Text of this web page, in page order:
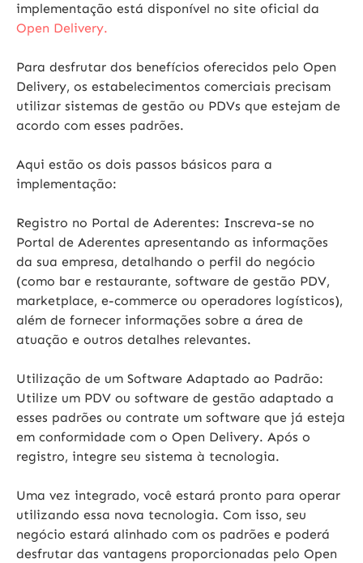
implementação está disponível no site oficial da
Open Delivery.
Para desfrutar dos benefícios oferecidos pelo Open
Delivery, os estabelecimentos comerciais precisam
utilizar sistemas de gestão ou PDVs que estejam de
acordo com esses padrões.
Aqui estão os dois passos básicos para a
implementação:
Registro no Portal de Aderentes: Inscreva-se no
Portal de Aderentes apresentando as informações
da sua empresa, detalhando o perfil do negócio
(como bar e restaurante, software de gestão PDV,
marketplace, e-commerce ou operadores logísticos),
além de fornecer informações sobre a área de
atuação e outros detalhes relevantes.
Utilização de um Software Adaptado ao Padrão:
Utilize um PDV ou software de gestão adaptado a
esses padrões ou contrate um software que já esteja
em conformidade com o Open Delivery. Após o
registro, integre seu sistema à tecnologia.
Uma vez integrado, você estará pronto para operar
utilizando essa nova tecnologia. Com isso, seu
negócio estará alinhado com os padrões e poderá
desfrutar das vantagens proporcionadas pelo Open